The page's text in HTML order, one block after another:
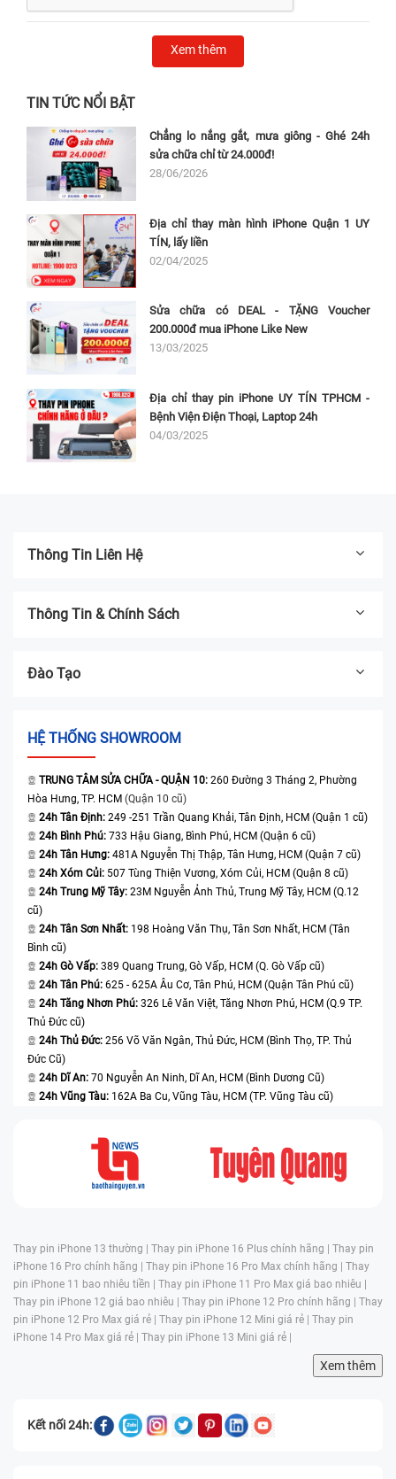
Xem thêm
TIN TỨC NỔI BẬT
Chẳng lo nắng gắt, mưa giông - Ghé 24h
sửa chữa chỉ từ 24.000đ!
28/06/2026
Địa chỉ thay màn hình iPhone Quận 1 UY
TÍN, lấy liền
02/04/2025
Sửa chữa có DEAL - TẶNG Voucher
200.000đ mua iPhone Like New
13/03/2025
Địa chỉ thay pin iPhone UY TÍN TPHCM -
Bệnh Viện Điện Thoại, Laptop 24h
04/03/2025
Thông Tin Liên Hệ
Thông Tin & Chính Sách
Đào Tạo
HỆ THỐNG SHOWROOM
TRUNG TÂM SỬA CHỮA - QUẬN 10: 260 Đường 3 Tháng 2, Phường
Hòa Hưng, TP. HCM (Quận 10 cũ)
24h Tân Định: 249 -251 Trần Quang Khải, Tân Định, HCM (Quận 1 cũ)
24h Bình Phú: 733 Hậu Giang, Bình Phú, HCM (Quận 6 cũ)
24h Tân Hưng: 481A Nguyễn Thị Thập, Tân Hưng, HCM (Quận 7 cũ)
24h Xóm Củi: 507 Tùng Thiện Vương, Xóm Củi, HCM (Quận 8 cũ)
24h Trung Mỹ Tây: 23M Nguyễn Ảnh Thủ, Trung Mỹ Tây, HCM (Q.12
cũ)
24h Tân Sơn Nhất: 198 Hoàng Văn Thụ, Tân Sơn Nhất, HCM (Tân
Bình cũ)
24h Gò Vấp: 389 Quang Trung, Gò Vấp, HCM (Q. Gò Vấp cũ)
24h Tân Phú: 625 - 625A Âu Cơ, Tân Phú, HCM (Quận Tân Phú cũ)
24h Tăng Nhơn Phú: 326 Lê Văn Việt, Tăng Nhơn Phú, HCM (Q.9 TP.
Thủ Đức cũ)
24h Thủ Đức: 256 Võ Văn Ngân, Thủ Đức, HCM (Bình Thọ, TP. Thủ
Đức Cũ)
24h Dĩ An: 70 Nguyễn An Ninh, Dĩ An, HCM (Bình Dương Cũ)
24h Vũng Tàu: 162A Ba Cu, Vũng Tàu, HCM (TP. Vũng Tàu cũ)
Thay pin iPhone 13 thường | Thay pin iPhone 16 Plus chính hãng | Thay pin
iPhone 16 Pro chính hãng | Thay pin iPhone 16 Pro Max chính hãng | Thay
pin iPhone 11 bao nhiêu tiền | Thay pin iPhone 11 Pro Max giá bao nhiêu |
Thay pin iPhone 12 giá bao nhiêu | Thay pin iPhone 12 Pro chính hãng | Thay
pin iPhone 12 Pro Max giá rẻ | Thay pin iPhone 12 Mini giá rẻ | Thay pin
iPhone 14 Pro Max giá rẻ | Thay pin iPhone 13 Mini giá rẻ |
Xem thêm
Kết nối 24h: